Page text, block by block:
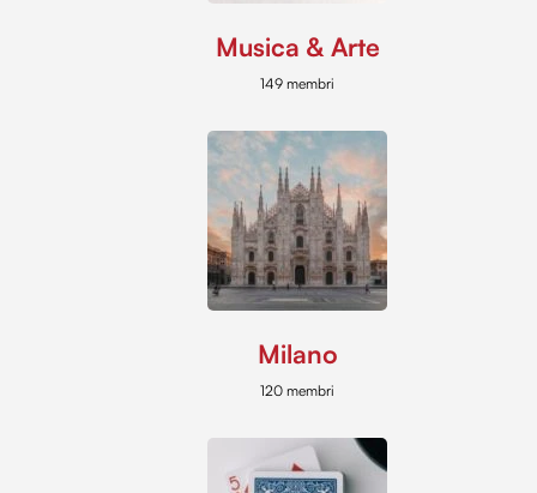
Musica & Arte
149 membri
Milano
120 membri